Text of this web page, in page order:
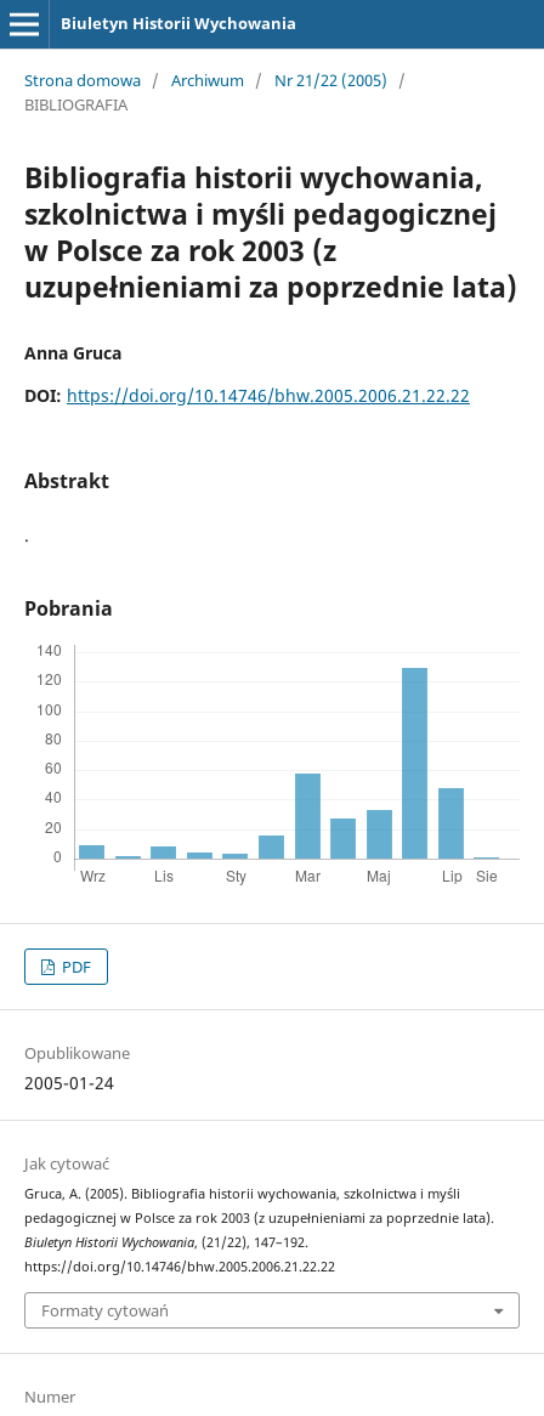
Biuletyn Historii Wychowania
Strona domowa / Archiwum / Nr 21/22 (2005)
/
BIBLIOGRAFIA
Bibliografia historii wychowania,
szkolnictwa i myśli pedagogicznej
w Polsce za rok 2003 (z
uzupełnieniami za poprzednie lata)
Anna Gruca
DOI: https://doi.org/10.14746/bhw.2005.2006.21.22.22
Abstrakt
.
Pobrania
PDF
Opublikowane
2005-01-24
Jak cytować
Gruca, A. (2005). Bibliografia historii wychowania, szkolnictwa i myśli
pedagogicznej w Polsce za rok 2003 (z uzupełnieniami za poprzednie lata).
Biuletyn Historii Wychowania, (21/22), 147–192.
https://doi.org/10.14746/bhw.2005.2006.21.22.22
Formaty cytowań
Numer